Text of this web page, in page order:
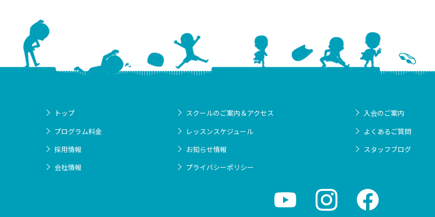
トップ スクールのご案内＆アクセス
入会のご案内
プログラム料金
レッスンスケジュール
よくあるご質問
採用情報
お知らせ情報
スタッフブログ
会社情報
プライバシーポリシー